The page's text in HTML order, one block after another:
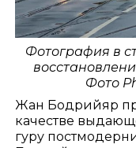
Фотография в
Фото
Жан Бодрийяр
качестве
гуру